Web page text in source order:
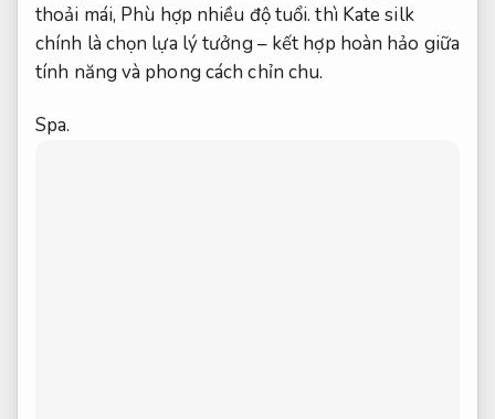
thoải mái, Phù hợp nhiều độ tuổi. thì Kate silk
chính là chọn lựa lý tưởng – kết hợp hoàn hảo giữa
tính năng và phong cách chỉn chu.
Spa.